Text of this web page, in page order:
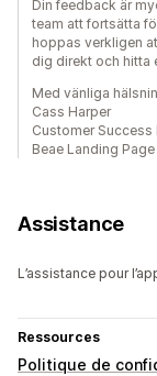
Din feedback är
team att fortsätta
hoppas verkligen
dig direkt och hitta
Med vänliga
Cass Harper
Customer Success
Beae Landing
Assistance
L’assistance pour
Ressources
Politique de